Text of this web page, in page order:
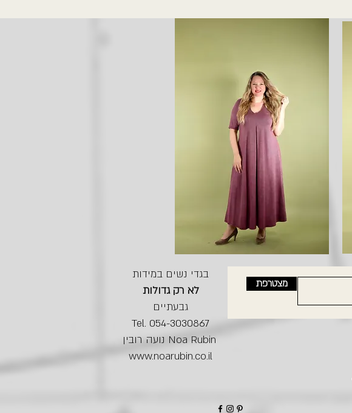
בגדי נשים במידות
לא רק גדולות
גבעתיים
Tel. 054-3030867
נועה רובין Noa Rubin
www.noarubin.co.il
מצטרפת